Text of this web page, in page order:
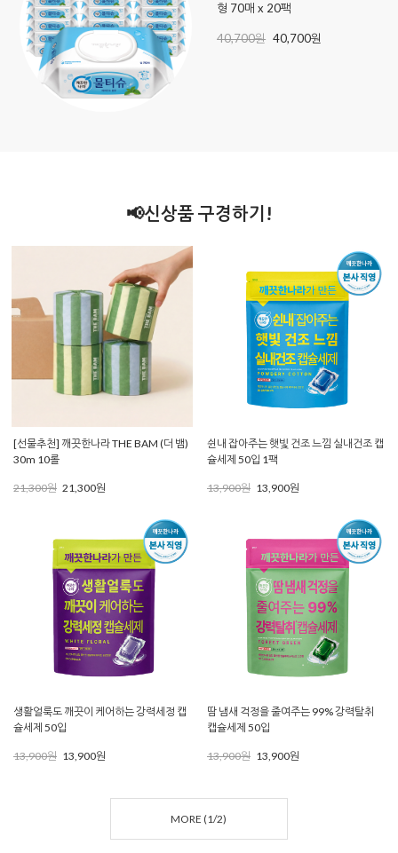
형 70매 x 20팩
40,700원 40,700원
📢신상품 구경하기!
[선물추천] 깨끗한나라 THE BAM (더 뱀)
30m 10롤
21,300원 21,300원
쉰내 잡아주는 햇빛 건조 느낌 실내건조 캡
슐세제 50입 1팩
13,900원 13,900원
생활얼룩도 깨끗이 케어하는 강력세정 캡
슐세제 50입
13,900원 13,900원
땀 냄새 걱정을 줄여주는 99% 강력탈취
캡슐세제 50입
13,900원 13,900원
MORE (1/2)